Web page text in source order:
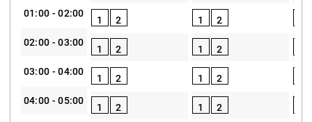
01:00 - 02:00
02:00 - 03:00
03:00 - 04:00
04:00 - 05:00
1 2 1 2
1 2 1 2
1 2 1 2
1 2 1 2